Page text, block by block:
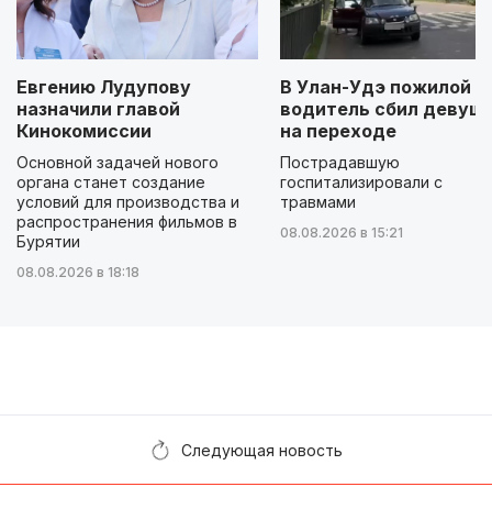
Евгению Лудупову
назначили главой
Кинокомиссии
Основной задачей нового
органа станет создание
условий для производства и
распространения фильмов в
Бурятии
08.08.2026 в 18:18
В Улан-Удэ пожилой
водитель сбил
на переходе
Пострадавшую
госпитализировали с
травмами
08.08.2026 в 15:21
Следующая новость